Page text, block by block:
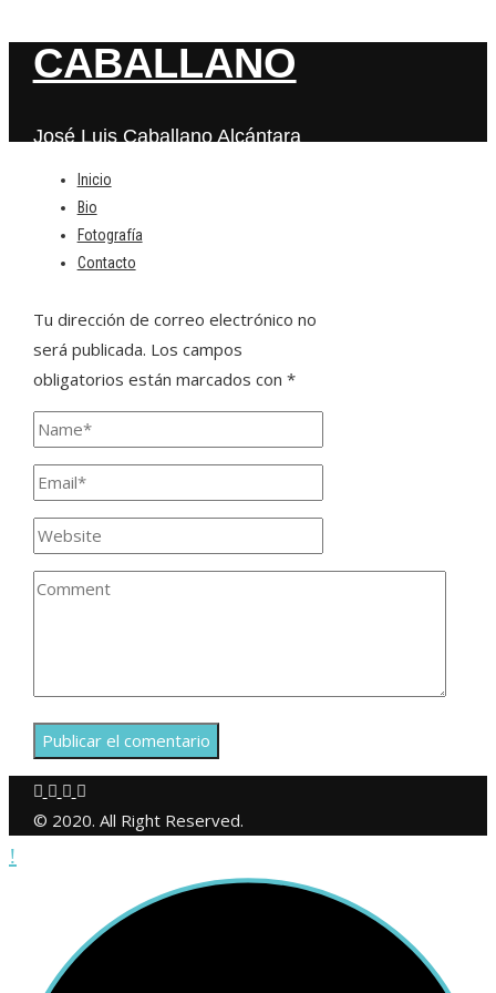
CABALLANO
José Luis Caballano Alcántara
Inicio
Bio
Fotografía
Contacto
Deja una respuesta
Tu dirección de correo electrónico no
será publicada. Los campos
obligatorios están marcados con *
© 2020. All Right Reserved.